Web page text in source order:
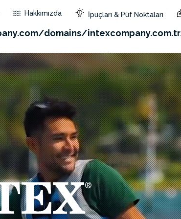
domains/
Hakkımızda İpuçları & Püf Noktaları